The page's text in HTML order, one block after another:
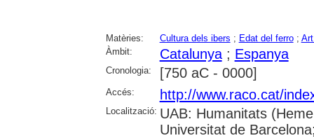
Matèries: Cultura dels ibers ; Edat del ferro;
Àmbit:
Catalunya; Espanya
Cronologia: [750 aC - 0000]
Accés: http://www.raco.cat/
Localització: UAB: Humanitats
Universitat de